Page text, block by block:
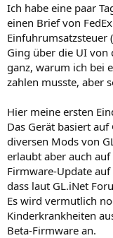
:
Ich habe eine paar
einen Brief von
Einfuhrumsatzsteuer
Ging über die UI von
ganz, warum ich bei
zahlen musste, aber
Hier meine ersten
Das Gerät basiert
diversen Mods von
erlaubt aber auch
Firmware-Update
dass laut GL.iNet
Es wird vermutlich
Kinderkrankheiten
Beta-Firmware an.